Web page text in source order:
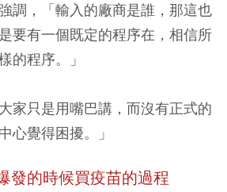
調，「輸入的廠商是誰，那這也
要有一個既定的程序在，相信所
的程序。」
家只是用嘴巴講，而沒有正式的
心覺得困擾。」
發的時候買疫苗的過程